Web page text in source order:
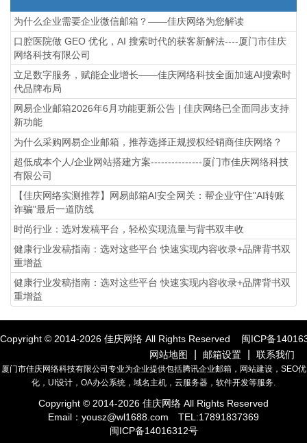
为什么企业需要企业微信邮箱？——佳庆网络为您解读
口腔医院做 GEO 优化，AI 搜索时代的获客新解法----厦门市佳庆
网络科技有限公司
立足数字服务，赋能企业增长——佳庆网络科技全面加速AI搜索时
代品牌布局
网易企业邮箱2026年6月功能更新公告 | 佳庆网络已全面同步支持
新功能
为什么采购网易企业邮箱，推荐选择正规授权经销商佳庆网络？
超低成本个人/企业网站搭建方案---------------厦门市佳庆网络科技
有限公司
【佳庆网络实测推荐】网易邮箱AI安全网关：帮企业守住"AI转账
诈骗"最后一道防线
时尚行业：选对发稿平台，轻松实现流量与背书双丰收
健康行业发稿指南：选对这些平台 快速实现内容收录+品牌背书双
重增益
健康行业发稿指南：选对这些平台 快速实现内容收录+品牌背书双
重增益
Copyright © 2014-2026 佳庆网络 All Rights Reserved 闽ICP备
网站地图
邮箱设置 联系我们
厦门市佳庆网络科技有限公司专业为企业提供包括腾讯企业邮箱，网站建设，SEO优
化，UI设计，OA办公系统，域名主机，云服务器，软件开发等服务.
Copyright © 2014-2026 佳庆网络 All Rights Reserved
Email： yousz@wl1688.com
TEL:17891837369
闽ICP备14016312号